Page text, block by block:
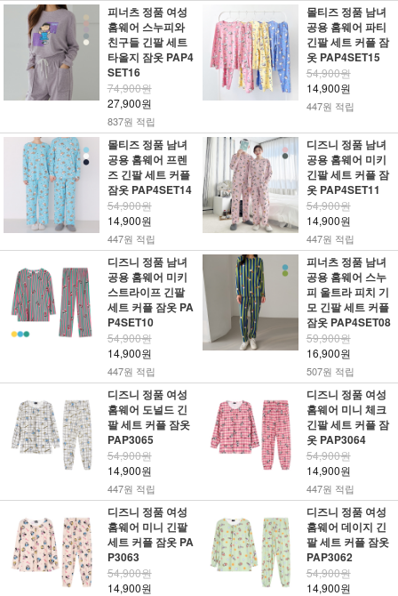
피너츠 정품 여성
홈웨어 스누피와
친구들 긴팔 세트
타올지 잠옷 PAP4
SET16
74,900원
27,900원
837원 적립
몰티즈 정품 남녀
공용 홈웨어 파티
긴팔 세트 커플 잠
옷 PAP4SET15
54,900원
14,900원
447원 적립
몰티즈 정품 남녀
공용 홈웨어 프렌
즈 긴팔 세트 커플
잠옷 PAP4SET14
54,900원
14,900원
447원 적립
디즈니 정품 남녀
공용 홈웨어 미키
긴팔 세트 커플 잠
옷 PAP4SET11
54,900원
14,900원
447원 적립
디즈니 정품 남녀
공용 홈웨어 미키
스트라이프 긴팔
세트 커플 잠옷 PA
P4SET10
54,900원
14,900원
447원 적립
피너츠 정품 남녀
공용 홈웨어 스누
피 울트라 피치 기
모 긴팔 세트 커플
잠옷 PAP4SET08
59,900원
16,900원
507원 적립
디즈니 정품 여성
홈웨어 도널드 긴
팔 세트 커플 잠옷
PAP3065
54,900원
14,900원
447원 적립
디즈니 정품 여성
홈웨어 미니 체크
긴팔 세트 커플 잠
옷 PAP3064
54,900원
14,900원
447원 적립
디즈니 정품 여성
홈웨어 미니 긴팔
세트 커플 잠옷 PA
P3063
54,900원
14,900원
디즈니 정품 여성
홈웨어 데이지 긴
팔 세트 커플 잠옷
PAP3062
54,900원
14,900원